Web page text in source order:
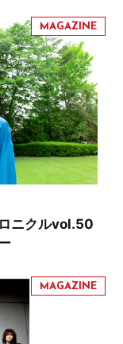
ニクルvol.50